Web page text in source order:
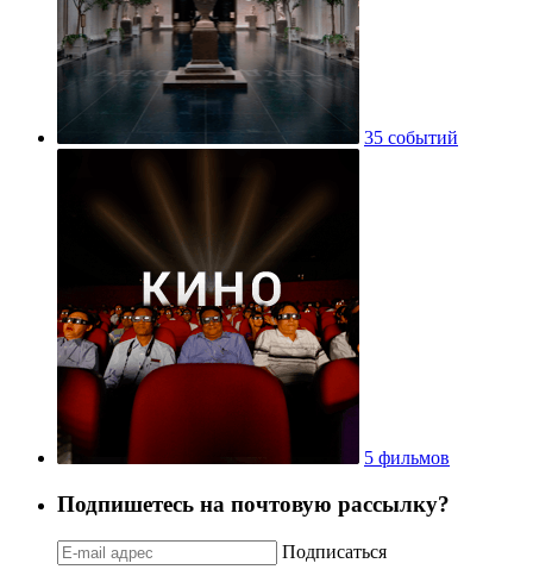
35 событий
5 фильмов
Подпишетесь на почтовую рассылку?
Подписаться